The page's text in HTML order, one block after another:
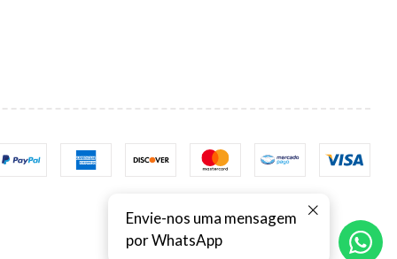
Envie-nos uma mensagem
por WhatsApp